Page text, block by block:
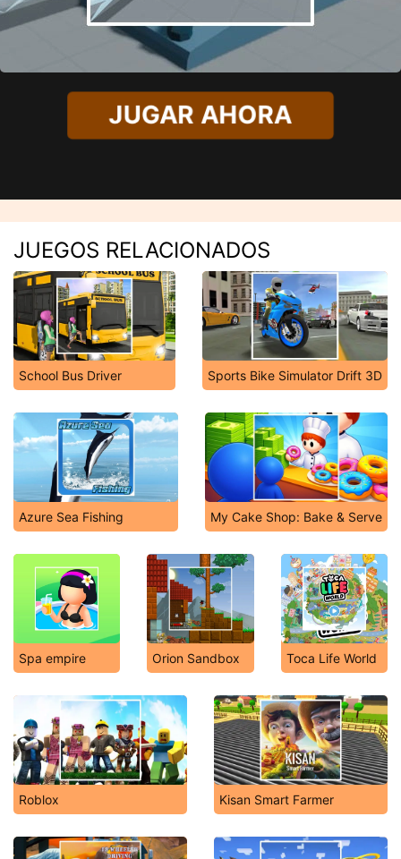
JUGAR AHORA
JUEGOS RELACIONADOS
School Bus Driver Sports Bike Simulator Drift 3D
Azure Sea Fishing My Cake Shop: Bake & Serve
Spa empire Orion Sandbox Toca Life World
Roblox Kisan Smart Farmer